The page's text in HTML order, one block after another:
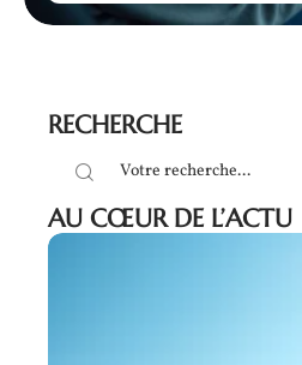
RECHERCHE
AU CŒUR DE L’ACTU